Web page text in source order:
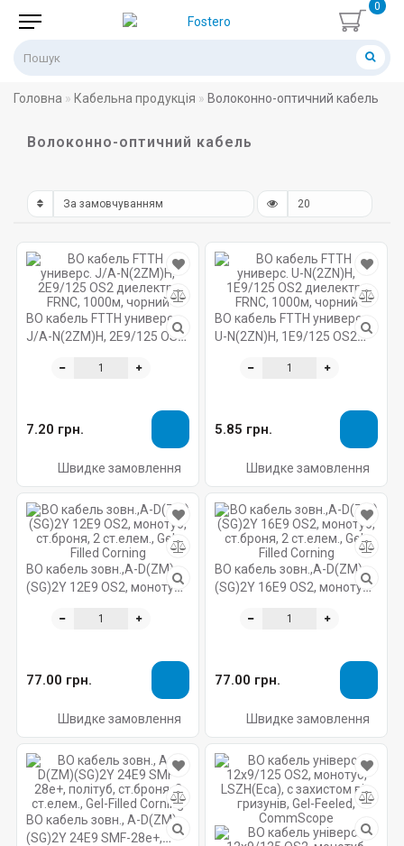
0
Головна Кабельна продукція Волоконно-оптичний кабель
Волоконно-оптичний кабель
ВО кабель FTTH универс.
J/A-N(2ZM)H, 2E9/125 OS2
чорний
7.20 грн.
Швидке замовлення
ВО кабель FTTH универс.
U-N(2ZN)H, 1E9/125 OS2
чорний
5.85 грн.
Швидке замовлення
ВО кабель зовн.,A-D(ZM)
(SG)2Y 12E9 OS2, монотуб,
Filled Corning
77.00 грн.
Швидке замовлення
ВО кабель зовн.,A-D(ZM)
(SG)2Y 16E9 OS2, монотуб,
Filled Corning
77.00 грн.
Швидке замовлення
ВО кабель зовн., A-D(ZM)
(SG)2Y 24E9 SMF-28e+,